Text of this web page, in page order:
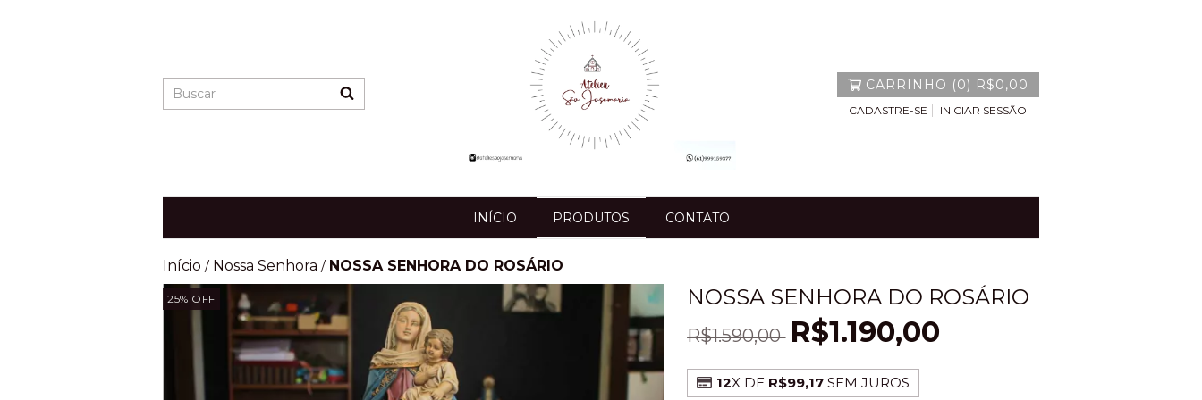
CARRINHO (0) R$0,00
CADASTRE-SE INICIAR SESSÃO
INÍCIO PRODUTOS CONTATO
Início / Nossa Senhora / NOSSA SENHORA DO ROSÁRIO
25% OFF NOSSA SENHORA DO ROSÁRIO
R$1.590,00 R$1.190,00
12X DE R$99,17 SEM JUROS